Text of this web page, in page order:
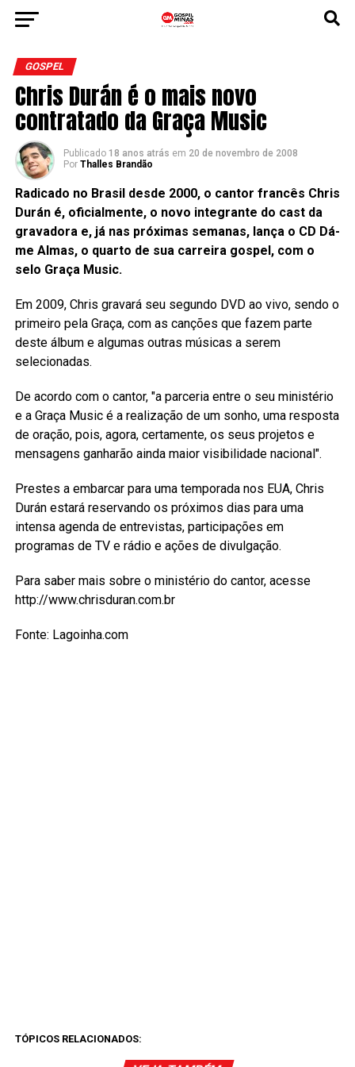
GOSPEL
Chris Durán é o mais novo
contratado da Graça Music
Publicado 18 anos atrás em 20 de novembro de 2008
Por Thalles Brandão
Radicado no Brasil desde 2000, o cantor francês Chris
Durán é, oficialmente, o novo integrante do cast da
gravadora e, já nas próximas semanas, lança o CD Dá-
me Almas, o quarto de sua carreira gospel, com o
selo Graça Music.
Em 2009, Chris gravará seu segundo DVD ao vivo, sendo o
primeiro pela Graça, com as canções que fazem parte
deste álbum e algumas outras músicas a serem
selecionadas.
De acordo com o cantor, "a parceria entre o seu ministério
e a Graça Music é a realização de um sonho, uma resposta
de oração, pois, agora, certamente, os seus projetos e
mensagens ganharão ainda maior visibilidade nacional".
Prestes a embarcar para uma temporada nos EUA, Chris
Durán estará reservando os próximos dias para uma
intensa agenda de entrevistas, participações em
programas de TV e rádio e ações de divulgação.
Para saber mais sobre o ministério do cantor, acesse
http://www.chrisduran.com.br
Fonte: Lagoinha.com
TÓPICOS RELACIONADOS: